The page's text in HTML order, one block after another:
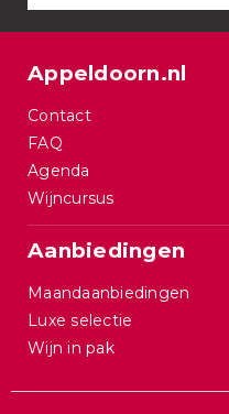
Appeldoorn.nl
Contact
FAQ
Agenda
Wijncursus
Aanbiedingen
Maandaanbiedingen
Luxe selectie
Wijn in pak